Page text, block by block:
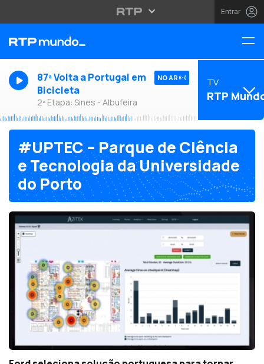
Entrar
87ª Volta a Portugal em
Bicicleta
2ª Etapa: Sines - Albufeira
NO AR TV
RTP
#UPTEC – Parque de Ciência
e Tecnologia da Universidade
do Porto